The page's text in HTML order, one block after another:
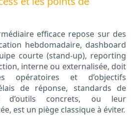
efficace repose sur des
hebdomadaire, dashboard
courte (stand-up), reporting
interne ou externalisée, doit
opératoires et d’objectifs
de réponse, standards de
d’outils concrets, ou leur
est un piège classique à éviter.